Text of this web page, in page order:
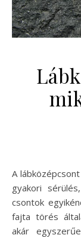
A lábközépcsont törés, más néven metatarsalis törés, egy
gyakori
csontok
fajta törés
akár